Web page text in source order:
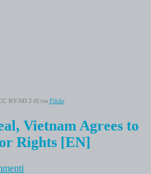
BY-ND 2.0] via Flickr.
Vietnam Agrees to
Rights [EN]